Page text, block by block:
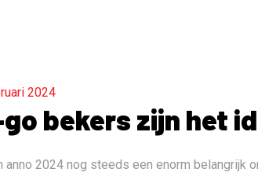
2024
bekers zijn het
anno 2024 nog steeds een enorm belangrijk